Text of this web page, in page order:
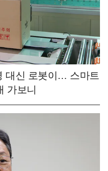
대신 로봇이… 스마트
가보니